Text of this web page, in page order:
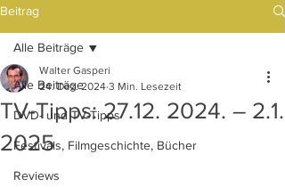
Beitrag
Alle Beiträge
DVD- und TV-Tipps
Festivals, Filmgeschichte, Bücher
Reviews
Alle Beiträge
TV-Tipps: 27.12. 2024. – 2.1.
2025
Walter Gasperi
24. Dez. 2024 3 Min. Lesezeit